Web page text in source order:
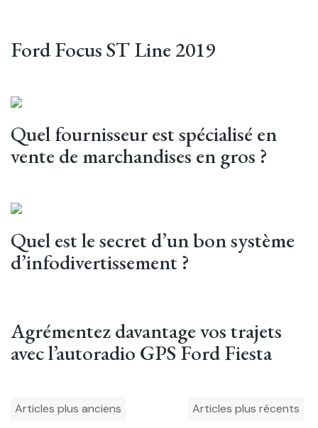
Ford Focus ST Line 2019
Quel fournisseur est spécialisé en
vente de marchandises en gros ?
Quel est le secret d’un bon système
d’infodivertissement ?
Agrémentez davantage vos trajets
avec l’autoradio GPS Ford Fiesta
Navigation
Articles plus anciens Articles plus récents